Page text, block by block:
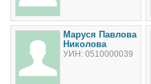
Маруся Павлова
Николова
УИН: 0510000039